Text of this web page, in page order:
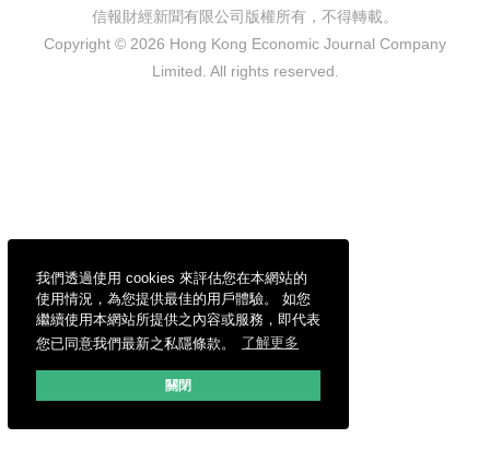
我們透過使用 cookies 來評估您在本網站的
使用情況，為您提供最佳的用戶體驗。 如您
繼續使用本網站所提供之內容或服務，即代表
您已同意我們最新之私隱條款。
了解更多
關閉
信報財經新聞有限公司版權所有，不得轉載。
Copyright © 2026 Hong Kong Economic Journal Company
Limited. All rights reserved.